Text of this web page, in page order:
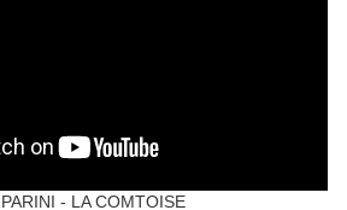
- LA COMTOISE